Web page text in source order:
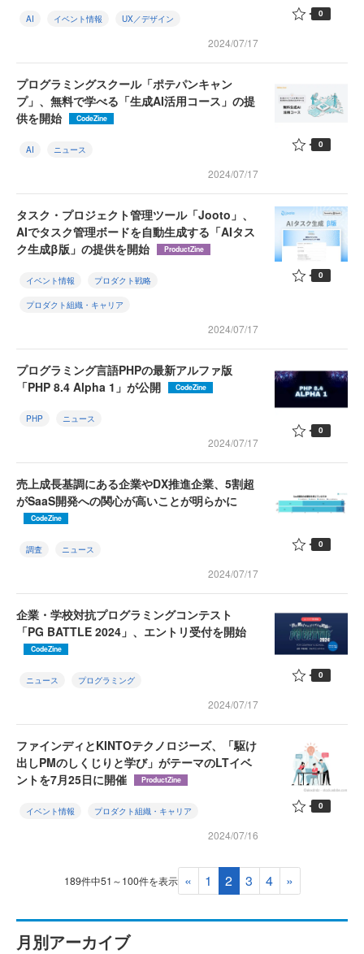
AI イベント情報 UX／デザイン
2024/07/17
0
プログラミングスクール「ポテパンキャン
プ」、無料で学べる「生成AI活用コース」の提
供を開始
CodeZine
AI ニュース
2024/07/17
0
タスク・プロジェクト管理ツール「Jooto」、
AIでタスク管理ボードを自動生成する「AIタス
ク生成β版」の提供を開始
ProductZine
イベント情報 プロダクト戦略
プロダクト組織・キャリア
2024/07/17
0
プログラミング言語PHPの最新アルファ版
「PHP 8.4 Alpha 1」が公開
CodeZine
PHP ニュース
2024/07/17
0
売上成長基調にある企業やDX推進企業、5割超
がSaaS開発への関心が高いことが明らかに
CodeZine
調査 ニュース
2024/07/17
0
企業・学校対抗プログラミングコンテスト
「PG BATTLE 2024」、エントリ受付を開始
CodeZine
ニュース プログラミング
2024/07/17
0
ファインディとKINTOテクノロジーズ、「駆け
出しPMのしくじりと学び」がテーマのLTイベ
ントを7月25日に開催
ProductZine
イベント情報 プロダクト組織・キャリア
2024/07/16
0
189件中51～100件を表示 « 1 2 3 4 »
月別アーカイブ